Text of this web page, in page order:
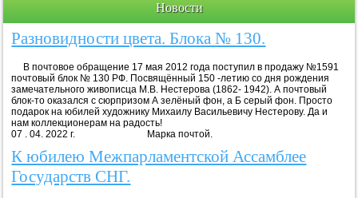
Новости
Разновидности цвета. Блока № 130.
В почтовое обращение 17 мая 2012 года поступил в продажу №1591
почтовый блок № 130 РФ. Посвящённый 150 -летию со дня рождения
замечательного живописца М.В. Нестерова (1862- 1942). А почтовый
блок-то оказался с сюрпризом А зелёный фон, а Б серый фон. Просто
подарок на юбилей художнику Михаилу Васильевичу Нестерову. Да и
нам коллекционерам на радость!
07 . 04. 2022 г. Марка почтой.
К юбилею Межпарламентской Ассамблее
Государств СНГ.